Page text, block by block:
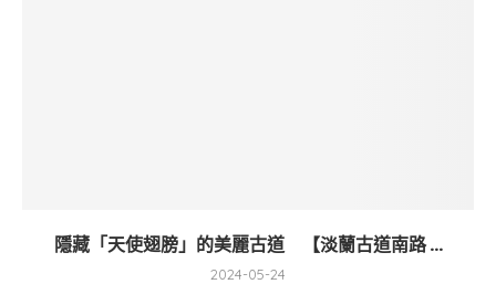
隱藏「天使翅膀」的美麗古道 【淡蘭古道南路 ...
2024-05-24